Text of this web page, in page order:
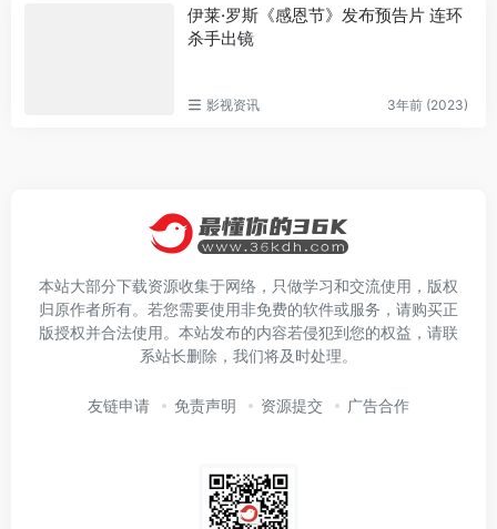
伊莱·罗斯《感恩节》发布预告片 连环
杀手出镜
影视资讯 3年前 (2023)
本站大部分下载资源收集于网络，只做学习和交流使用，版权
归原作者所有。若您需要使用非免费的软件或服务，请购买正
版授权并合法使用。本站发布的内容若侵犯到您的权益，请联
系站长删除，我们将及时处理。
友链申请 免责声明 资源提交 广告合作